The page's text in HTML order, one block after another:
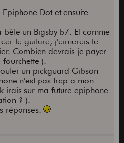
Dot et ensuite
bête un Bigsby b7. Et comme
la guitare, j'aimerais le
Combien devrais je payer
fourchette ).
un pickguard Gibson
n'est pas trop a mon
irais sur ma future epiphone
? ).
réponses.